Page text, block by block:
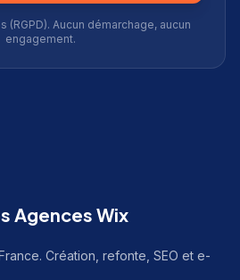
(RGPD). Aucun démarchage, aucun
engagement.
Agences Wix
Création, refonte, SEO et e-